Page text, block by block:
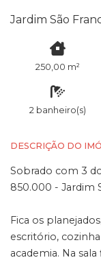
Jardim São
250,00 m²
2 banheiro(s)
DESCRIÇÃO DO
Sobrado com 3
850.000 - Jardim
Fica os
escritório,
academia. Na